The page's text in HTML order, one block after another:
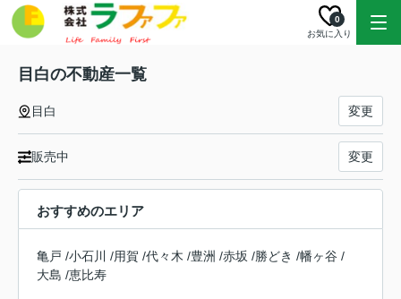
お気に入り
0
目白の不動産一覧
目白 変更
販売中 変更
おすすめのエリア
亀戸 /小石川 /用賀 /代々木 /豊洲 /赤坂 /勝どき /幡ヶ谷 /
大島 /恵比寿